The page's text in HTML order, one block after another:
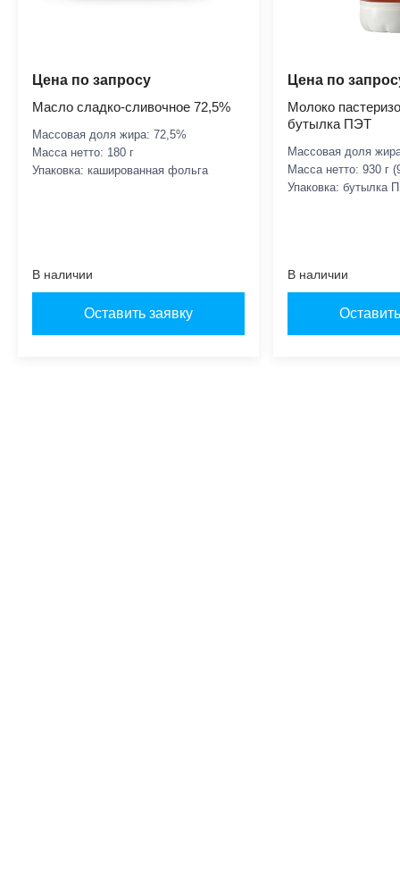
Цена по запросу
Масло сладко-сливочное 72,5%
Массовая доля жира: 72,5%
Масса нетто: 180 г
Упаковка: кашированная фольга
В наличии
Оставить заявку
Цена по
Молоко
бутылка ПЭТ
Массовая доля
Масса нетто: 930 г
Упаковка: бутылка
В наличии